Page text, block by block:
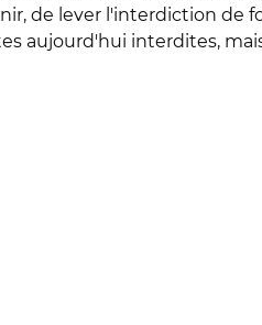
de lever l'interdiction de
aujourd'hui interdites,